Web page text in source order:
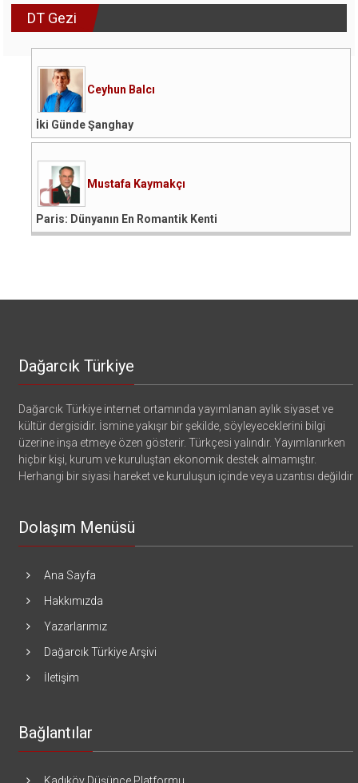
DT Gezi
Ceyhun Balcı
İki Günde Şanghay
Mustafa Kaymakçı
Paris: Dünyanın En Romantik Kenti
Dağarcık Türkiye
Dağarcık Türkiye internet ortamında yayımlanan aylık siyaset ve
kültür dergisidir. İsmine yakışır bir şekilde, söyleyeceklerini bilgi
üzerine inşa etmeye özen gösterir. Türkçesi yalındır. Yayımlanırken
hiçbir kişi, kurum ve kuruluştan ekonomik destek almamıştır.
Herhangi bir siyasi hareket ve kuruluşun içinde veya uzantısı değildir
Dolaşım Menüsü
Ana Sayfa
Hakkımızda
Yazarlarımız
Dağarcık Türkiye Arşivi
İletişim
Bağlantılar
Kadıköy Düşünce Platformu